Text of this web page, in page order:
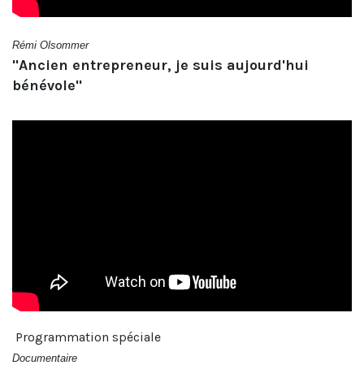
Rémi Olsommer
"Ancien entrepreneur, je suis aujourd'hui
bénévole"
Programmation spéciale
Documentaire